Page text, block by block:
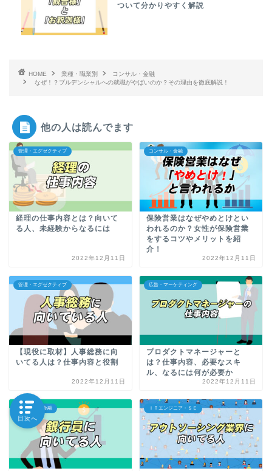
ついて分かりやすく解説
HOME 業種・職業別
コンサル・金融
なぜ！？プルデンシャルへの就職がやばいのか？その理由を徹底解説！
他の人は読んでます
管理・エグゼクティブ
経理の仕事内容とは？向いて
る人、未経験からなるには
2022年12月11日
コンサル・金融
保険営業はなぜやめとけとい
われるのか？女性が保険営業
をするコツやメリットを紹
介！
2022年12月11日
管理・エグゼクティブ
【現役に取材】人事総務に向
いてる人は？仕事内容と役割
2022年12月11日
広告・マーケティング
プロダクトマネージャーと
は？仕事内容、必要なスキ
ル、なるには何が必要か
2022年12月11日
コンサル・金融 ＩＴエンジニア・ＳＥ
目次へ